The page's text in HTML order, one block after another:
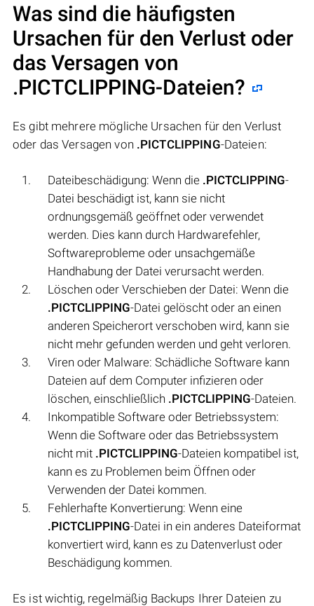
Was sind die häufigsten
Ursachen für den Verlust oder
das Versagen von
.PICTCLIPPING-Dateien?
Es gibt mehrere mögliche Ursachen für den Verlust
oder das Versagen von .PICTCLIPPING-Dateien:
Dateibeschädigung: Wenn die .PICTCLIPPING-
Datei beschädigt ist, kann sie nicht
ordnungsgemäß geöffnet oder verwendet
werden. Dies kann durch Hardwarefehler,
Softwareprobleme oder unsachgemäße
Handhabung der Datei verursacht werden.
Löschen oder Verschieben der Datei: Wenn die
.PICTCLIPPING-Datei gelöscht oder an einen
anderen Speicherort verschoben wird, kann sie
nicht mehr gefunden werden und geht verloren.
Viren oder Malware: Schädliche Software kann
Dateien auf dem Computer infizieren oder
löschen, einschließlich .PICTCLIPPING-Dateien.
Inkompatible Software oder Betriebssystem:
Wenn die Software oder das Betriebssystem
nicht mit .PICTCLIPPING-Dateien kompatibel ist,
kann es zu Problemen beim Öffnen oder
Verwenden der Datei kommen.
Fehlerhafte Konvertierung: Wenn eine
.PICTCLIPPING-Datei in ein anderes Dateiformat
konvertiert wird, kann es zu Datenverlust oder
Beschädigung kommen.
Es ist wichtig, regelmäßig Backups Ihrer Dateien zu